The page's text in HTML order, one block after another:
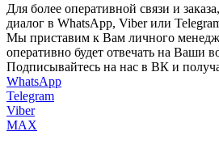
Для более оперативной связи и
диалог в WhatsApp, Viber или
Мы приставим к Вам личного
оперативно будет отвечать на Ваши
Подписывайтесь на нас в ВК и
WhatsApp
Telegram
Viber
MAX